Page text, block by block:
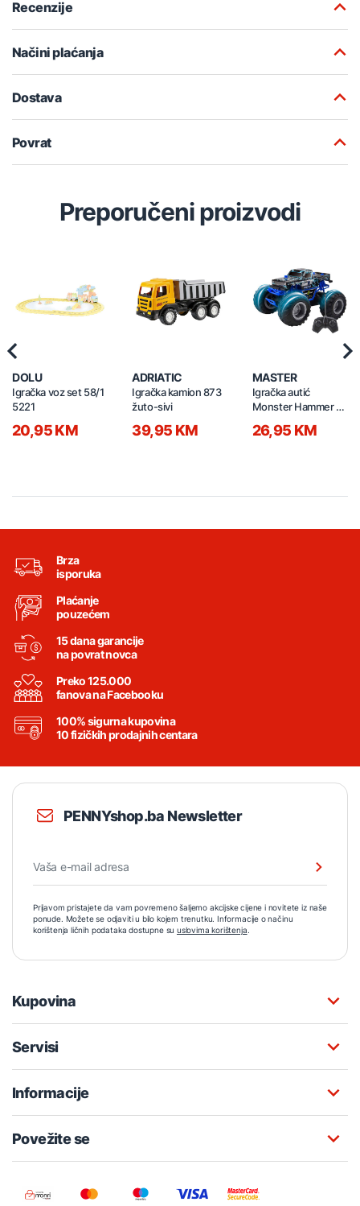
Recenzije
Načini plaćanja
Dostava
Povrat
Preporučeni proizvodi
DOLU
Igračka voz set 58/1
5221
20,95 KM
ADRIATIC
Igračka kamion 873
žuto-sivi
39,95 KM
MASTER
Igračka autić
Monster Hammer na
21790029
26,95 KM
Brza
isporuka
Plaćanje
pouzećem
15 dana garancije
na povrat novca
Preko 125.000
fanova na Facebooku
100% sigurna kupovina
10 fizičkih prodajnih centara
PENNYshop.ba Newsletter
Prijavom pristajete da vam povremeno šaljemo akcijske cijene i novitete iz naše
ponude. Možete se odjaviti u bilo kojem trenutku. Informacije o načinu
korištenja ličnih podataka dostupne su uslovima korištenja.
Kupovina
Servisi
Informacije
Povežite se